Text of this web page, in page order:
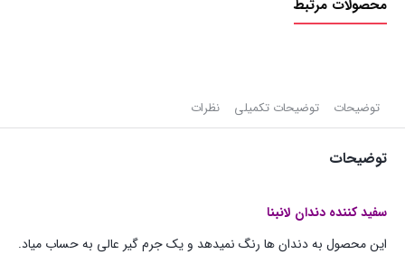
محصولات مرتبط
توضیحات توضیحات تکمیلی نظرات
توضیحات
سفید کننده دندان لانبنا
این محصول به دندان‌ ها رنگ نمیدهد و یک جرم گیر عالی به حساب میاد.